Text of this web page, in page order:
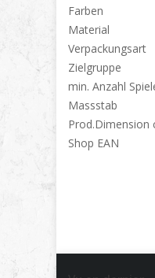
Farben
Material
Verpackungsart
Zielgruppe
min. Anzahl
Massstab
Prod.Dimension
Shop EAN